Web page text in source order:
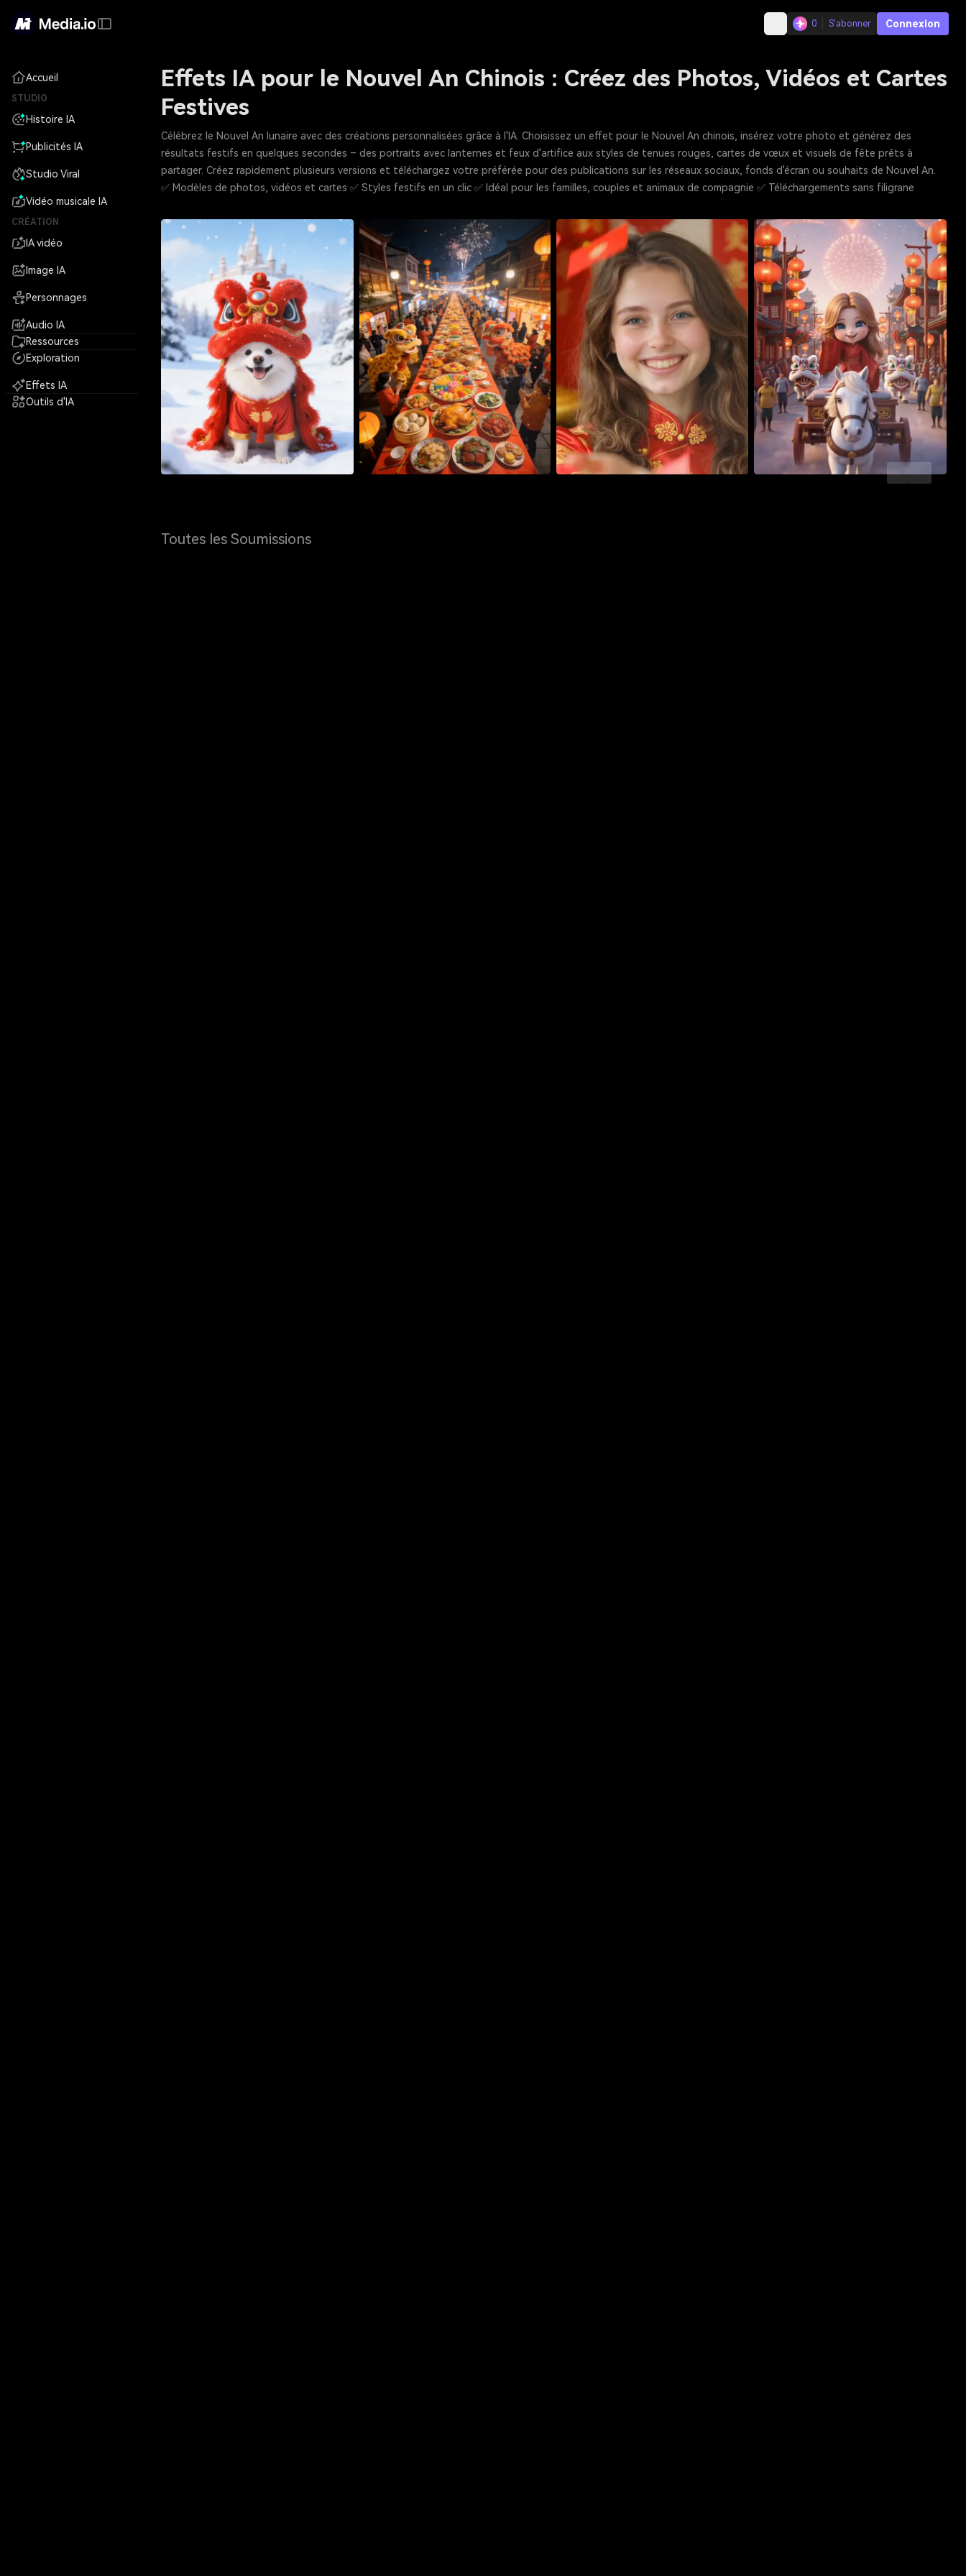
0 S'abonner Connexion
Accueil
STUDIO
Histoire IA
Publicités IA
Studio Viral
Vidéo musicale IA
CRÉATION
IA vidéo
Image IA
Personnages
Audio IA
Ressources
Exploration
Effets IA
Outils d'IA
Effets IA pour le Nouvel An Chinois : Créez des Photos, Vidéos et Cartes
Festives
Célébrez le Nouvel An lunaire avec des créations personnalisées grâce à l'IA. Choisissez un effet pour le Nouvel An chinois, insérez votre photo et générez des
résultats festifs en quelques secondes – des portraits avec lanternes et feux d'artifice aux styles de tenues rouges, cartes de vœux et visuels de fête prêts à
partager. Créez rapidement plusieurs versions et téléchargez votre préférée pour des publications sur les réseaux sociaux, fonds d'écran ou souhaits de Nouvel An.
✅ Modèles de photos, vidéos et cartes ✅ Styles festifs en un clic ✅ Idéal pour les familles, couples et animaux de compagnie ✅ Téléchargements sans filigrane
Toutes les Soumissions